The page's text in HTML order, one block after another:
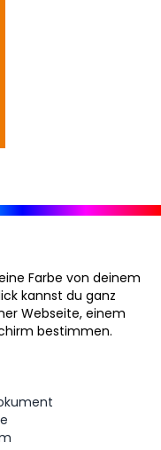
Farbe von deinem
kannst du ganz
Webseite, einem
bestimmen.